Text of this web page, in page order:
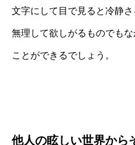
文字にして目で見ると冷静
無理して欲しがるものでも
ことができるでしょう。
他人の眩しい世界から